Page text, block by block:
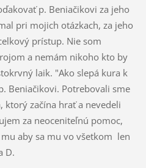
p. Beniačikovi za jeho
pri mojich otázkach, za jeho
prístup. Nie som
a nemám nikoho kto by
laik. "Ako slepá kura k
Beniačikovi. Potrebovali sme
ktorý začína hrať a nevedeli
za neoceniteľnú pomoc,
aby sa mu vo všetkom len
D.